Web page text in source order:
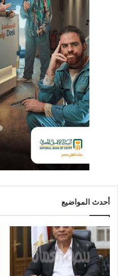
أحدث المواضيع